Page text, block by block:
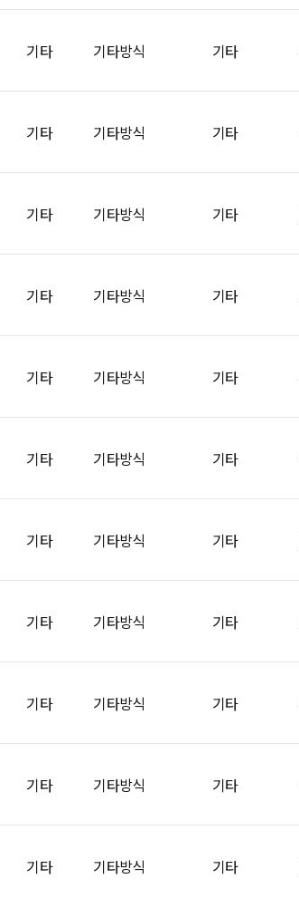
기타 기타방식 기타
기타 기타방식 기타
기타 기타방식 기타
기타 기타방식 기타
기타 기타방식 기타
기타 기타방식 기타
기타 기타방식 기타
기타 기타방식 기타
기타 기타방식 기타
기타 기타방식 기타
기타 기타방식 기타